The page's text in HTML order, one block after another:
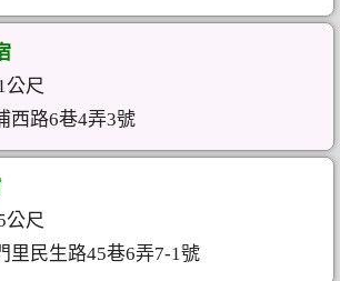
公尺
西路6巷4弄3號
公尺
里民生路45巷6弄7-1號